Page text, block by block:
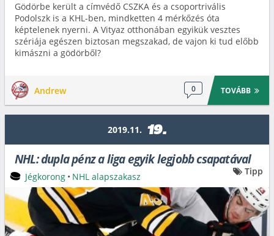
Gödörbe került a címvédő CSZKA és a csoportrivális
Podolszk is a KHL-ben, mindketten 4 mérkőzés óta
képtelenek nyerni. A Vityaz otthonában egyikük vesztes
szériája egészen biztosan megszakad, de vajon ki tud előbb
kimászni a gödörből?
Andrew 0 TOVÁBB
2019.11. 19.
NHL: dupla pénz a liga egyik legjobb csapatával
Jégkorong • NHL alapszakasz Tipp